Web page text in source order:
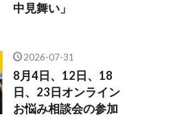
中見舞い」
2026-07-31
8月4日、12日、18
日、23日オンライン
お悩み相談会の参加